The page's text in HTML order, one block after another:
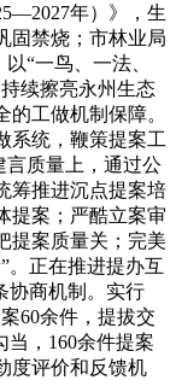
年）》，生
固禁烧；市林业局
“一鸟、一法、
续擦亮永州生态
工做机制保障。
系统，鞭策提案工
言质量上，通过公
筹推进沉点提案培
提案；严酷立案审
提案质量关；完美
。正在推进提办互
协商机制。实行
60余件，提拔交
当，160余件提案
度评价和反馈机